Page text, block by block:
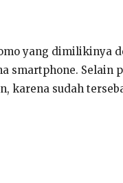
yang dimilikinya
smartphone. Selain
karena sudah